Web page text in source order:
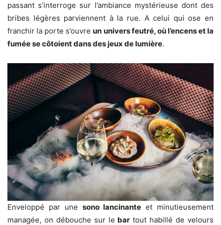
passant s’interroge sur l’ambiance mystérieuse dont des
bribes légères parviennent à la rue. A celui qui ose en
franchir la porte s’ouvreun univers feutré, où l’encens et la
fumée se côtoient dans des jeux de lumière.
Enveloppé par une sono lancinante et minutieusement
managée, on débouche sur le bar tout habillé de velours